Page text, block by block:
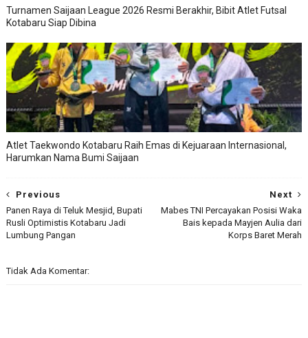
Turnamen Saijaan League 2026 Resmi Berakhir, Bibit Atlet Futsal
Kotabaru Siap Dibina
Atlet Taekwondo Kotabaru Raih Emas di Kejuaraan Internasional,
Harumkan Nama Bumi Saijaan
Next
Mabes TNI Percayakan Posisi Waka
Bais kepada Mayjen Aulia dari
Korps Baret Merah
Previous
Panen Raya di Teluk Mesjid, Bupati
Rusli Optimistis Kotabaru Jadi
Lumbung Pangan
Tidak Ada Komentar: